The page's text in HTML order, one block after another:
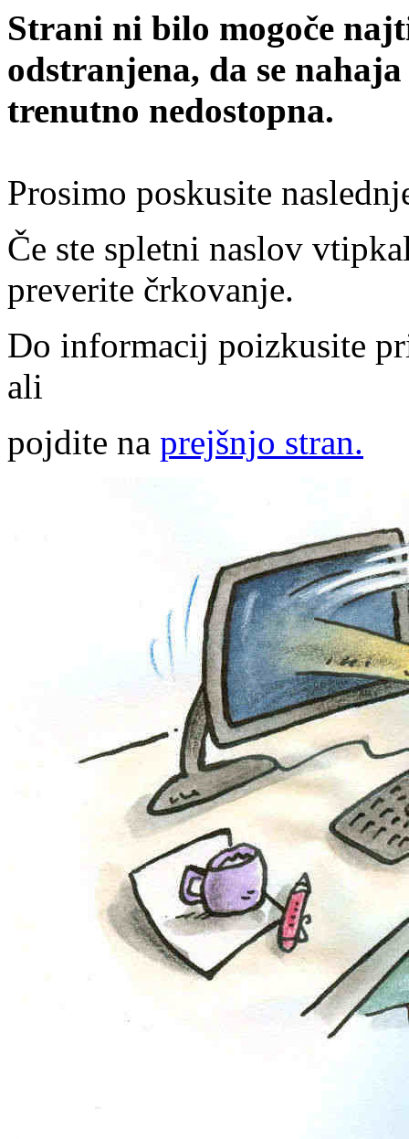
Strani ni bilo mogoče
odstranjena, da se
trenutno nedostopna.
Prosimo poskusite
Če ste spletni naslov
preverite črkovanje.
Do informacij poizkusite
ali
pojdite na prejšnjo stran.